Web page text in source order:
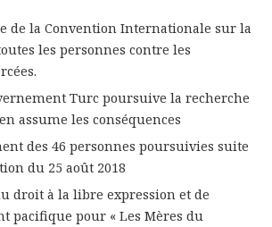
de la Convention Internationale sur la
les personnes contre les
Turc poursuive la recherche
assume les conséquences
des 46 personnes poursuivies suite
du 25 août 2018
droit à la libre expression et de
pacifique pour « Les Mères du